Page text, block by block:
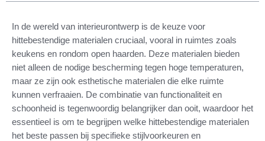
In de wereld van interieurontwerp is de keuze voor
hittebestendige materialen cruciaal, vooral in ruimtes zoals
keukens en rondom open haarden. Deze materialen bieden
niet alleen de nodige bescherming tegen hoge temperaturen,
maar ze zijn ook esthetische materialen die elke ruimte
kunnen verfraaien. De combinatie van functionaliteit en
schoonheid is tegenwoordig belangrijker dan ooit, waardoor het
essentieel is om te begrijpen welke hittebestendige materialen
het beste passen bij specifieke stijlvoorkeuren en